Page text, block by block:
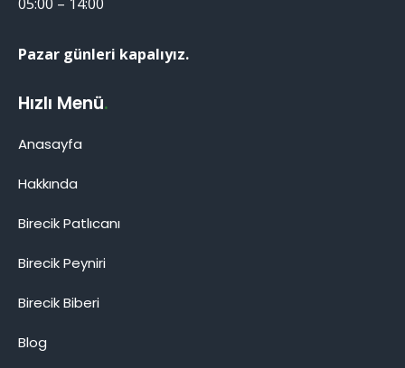
05:00 – 14:00
Pazar günleri kapalıyız.
Hızlı Menü.
Anasayfa
Hakkında
Birecik Patlıcanı
Birecik Peyniri
Birecik Biberi
Blog